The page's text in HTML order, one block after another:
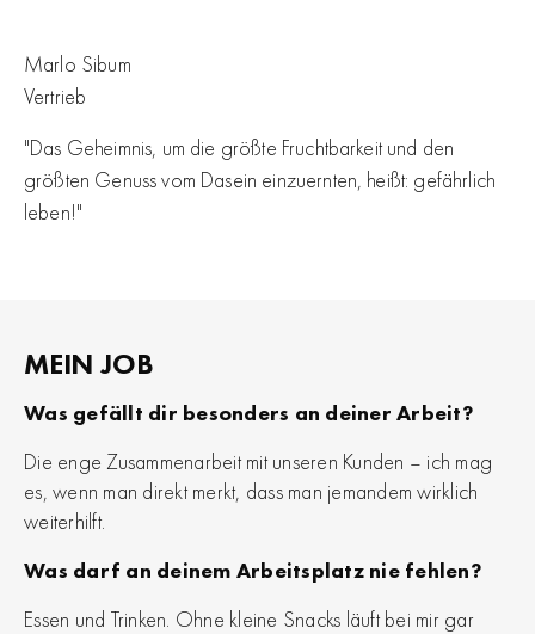
Marlo Sibum
Vertrieb
"Das Geheimnis, um die größte Fruchtbarkeit und den
größten Genuss vom Dasein einzuernten, heißt: gefährlich
leben!"
MEIN JOB
Was gefällt dir besonders an deiner Arbeit?
Die enge Zusammenarbeit mit unseren Kunden – ich mag
es, wenn man direkt merkt, dass man jemandem wirklich
weiterhilft.
Was darf an deinem Arbeitsplatz nie fehlen?
Essen und Trinken. Ohne kleine Snacks läuft bei mir gar